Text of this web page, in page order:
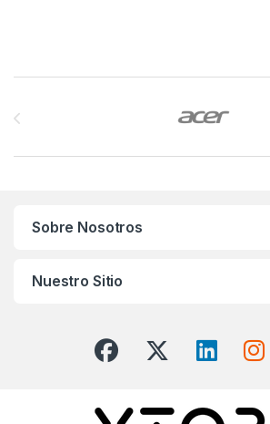
Sobre Nosotros
Nuestro Sitio